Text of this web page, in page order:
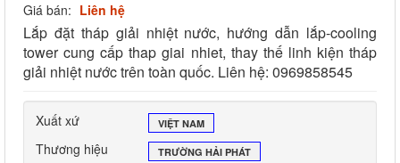
Giá bán: Liên hệ
Lắp đặt tháp giải nhiệt nước, hướng dẫn lắp-cooling
tower cung cấp thap giai nhiet, thay thế linh kiện tháp
giải nhiệt nước trên toàn quốc. Liên hệ: 0969858545
Xuất xứ VIỆT NAM
Thương hiệu TRƯỜNG HẢI PHÁT